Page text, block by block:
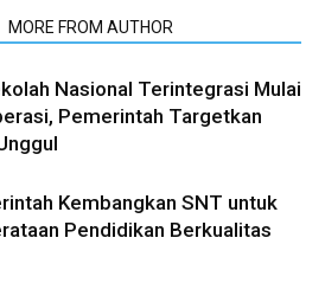
MORE FROM AUTHOR
Nasional Terintegrasi Mulai
Pemerintah Targetkan
Kembangkan SNT untuk
Pendidikan Berkualitas